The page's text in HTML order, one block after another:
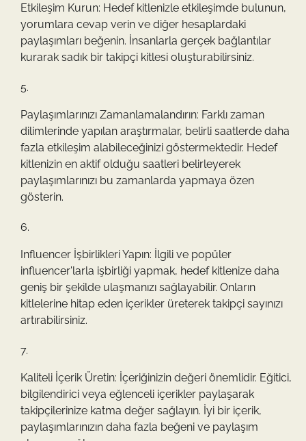
Etkileşim Kurun: Hedef kitlenizle etkileşimde bulunun,
yorumlara cevap verin ve diğer hesaplardaki
paylaşımları beğenin. İnsanlarla gerçek bağlantılar
kurarak sadık bir takipçi kitlesi oluşturabilirsiniz.
Paylaşımlarınızı Zamanlamalandırın: Farklı zaman
dilimlerinde yapılan araştırmalar, belirli saatlerde daha
fazla etkileşim alabileceğinizi göstermektedir. Hedef
kitlenizin en aktif olduğu saatleri belirleyerek
paylaşımlarınızı bu zamanlarda yapmaya özen
gösterin.
Influencer İşbirlikleri Yapın: İlgili ve popüler
influencer'larla işbirliği yapmak, hedef kitlenize daha
geniş bir şekilde ulaşmanızı sağlayabilir. Onların
kitlelerine hitap eden içerikler üreterek takipçi sayınızı
artırabilirsiniz.
Kaliteli İçerik Üretin: İçeriğinizin değeri önemlidir. Eğitici,
bilgilendirici veya eğlenceli içerikler paylaşarak
takipçilerinize katma değer sağlayın. İyi bir içerik,
paylaşımlarınızın daha fazla beğeni ve paylaşım